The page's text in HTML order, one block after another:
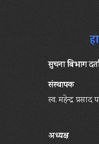
सुचना बिभाग
संस्थापक
स्व. महेन्द्र प्रसाद
अध्यक्ष